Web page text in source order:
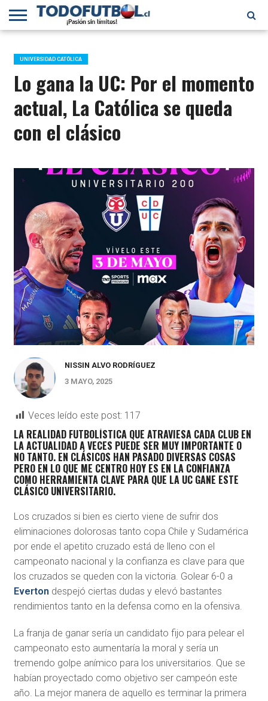
PRIMERA
B
SELECCIÓN
CHILENA
CHILENOS
EN EL
MUNDO
FÚTBOL
INTERNACIONAL
UNIVERSIDAD CATÓLICA
Lo gana la UC: Por el momento
actual, La Católica se queda
con el clásico
NISSIN ALVO RODRÍGUEZ
3 MAYO, 2025
Veces leído este post: 117
LA REALIDAD FUTBOLÍSTICA QUE ATRAVIESA CADA CLUB EN
LA ACTUALIDAD A VECES PUEDE SER MUY IMPORTANTE O
NO TANTO. EN CLÁSICOS HAN PASADO DIVERSAS COSAS
PERO EN LO QUE ME CENTRO HOY ES EN LA CONFIANZA
COMO HERRAMIENTA CLAVE PARA QUE LA UC GANE ESTE
CLÁSICO UNIVERSITARIO.
Los cruzados si bien es cierto viene de sufrir dos
eliminaciones dolorosas tanto copa Chile y Sudamérica
por ende el apetito cruzado está de lleno con el
campeonato nacional y la confianza es clave para que
los cruzados se queden con la victoria. Golear 6-0 a
Everton despejó ciertas dudas y elevó bastantes
rendimientos tanto en la defensa como en la ofensiva.
La franja de ganar sería un candidato fijo para pelear el
campeonato esto aumentaría la moral y sería un
tremendo golpe anímico para los universitarios. Que se
habían proyectado como objetivo ser campeón este
año. La mejor manera de aquello es terminar la primera